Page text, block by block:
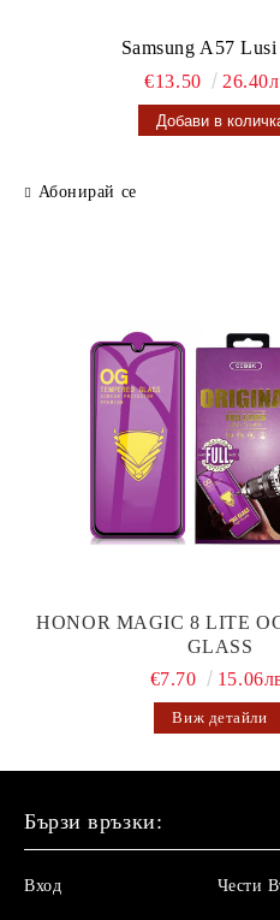
Samsung A57 Lusi
€13.50
Абонирай се
HONOR MAGIC 8 LITE
GLASS
€7.70
Виж детайли
Бързи връзки:
Вход Чести